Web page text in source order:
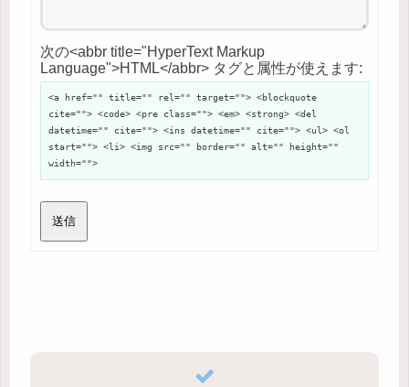
次の<abbr title="HyperText Markup
Language">HTML</abbr> タグと属性が使えます:
<a href="" title="" rel="" target=""> <blockquote
cite=""> <code> <pre class=""> <em> <strong> <del
datetime="" cite=""> <ins datetime="" cite=""> <ul> <ol
start=""> <li> <img src="" border="" alt="" height=""
width="">
送信